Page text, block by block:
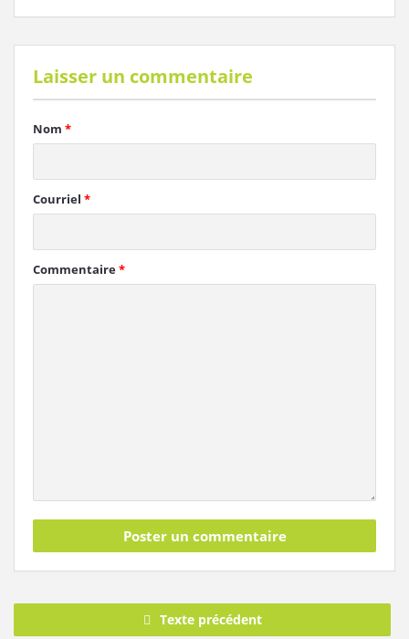
Laisser un commentaire
Nom *
Courriel *
Commentaire*
Texte précédent